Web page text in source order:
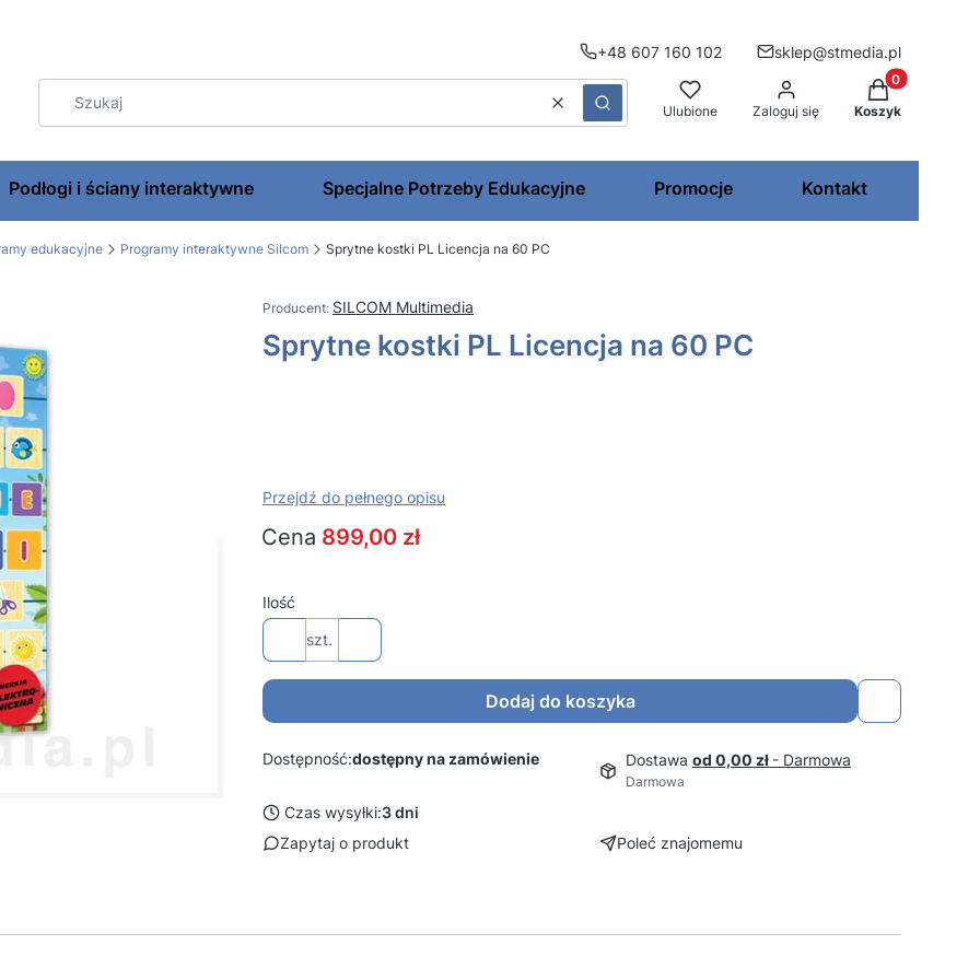
+48 607 160 102 sklep@stmedia.pl
WyczyśćSzukaj Ulubione Zaloguj się
Produkty w
Koszyk
Podłogi i ściany interaktywne Specjalne Potrzeby Edukacyjne Promocje Kontakt
edukacyjne Programy interaktywne Silcom Sprytne kostki PL Licencja na 60 PC
SILCOM Multimedia
Sprytne kostki PL Licencja na 60 PC
Przejdź do pełnego opisu
Cena 899,00 zł
Ilość
szt.
Dodaj do koszyka
Dostępność:dostępny na zamówienie Dostawa od 0,00 zł - Darmowa
Darmowa
Czas wysyłki:3 dni
Zapytaj o produkt
Poleć znajomemu